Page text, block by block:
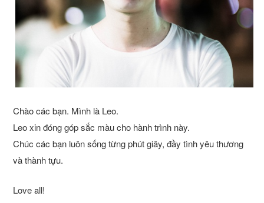
Chào các bạn. Mình là Leo.
Leo xin đóng góp sắc màu cho hành trình này.
Chúc các bạn luôn sống từng phút giây, đầy tình yêu thương
và thành tựu.
Love all!